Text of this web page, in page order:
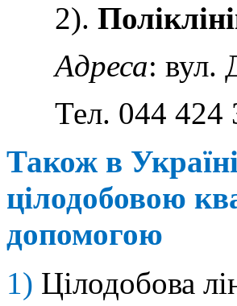
2).
Адреса: вул.
Тел. 044
Також в
цілодобовою
допомогою
1) Цілодобова